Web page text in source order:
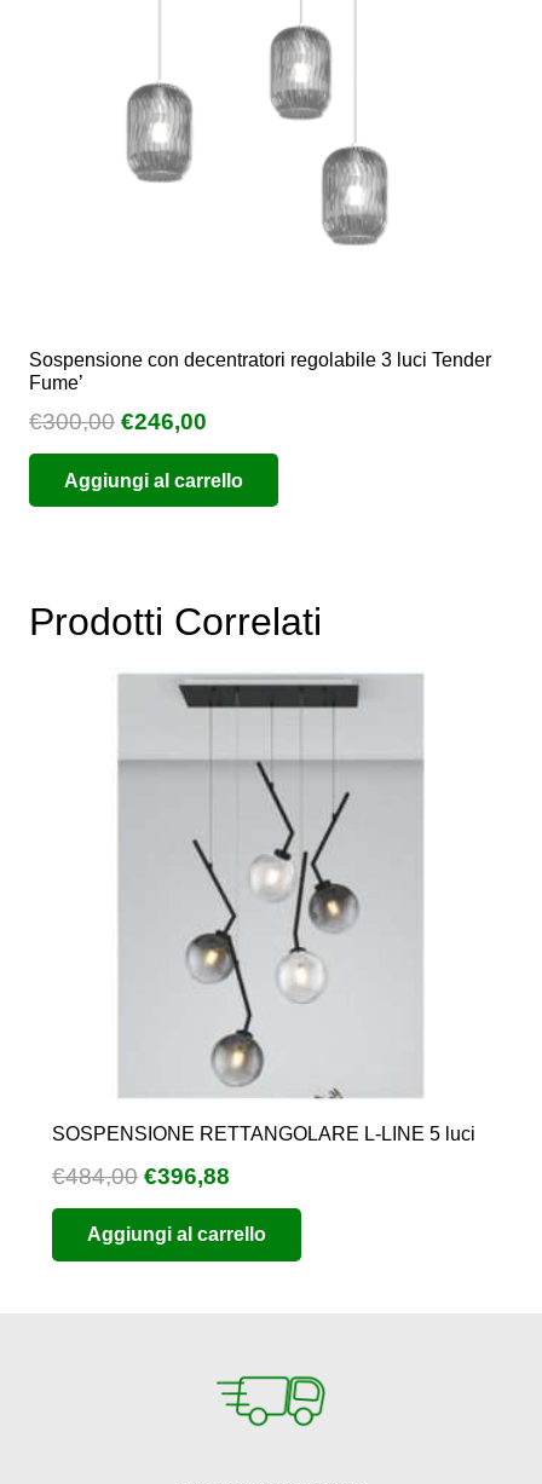
nella
pagina
del
prodotto
Sospensione con decentratori regolabile 3 luci Tender
Fume’
€300,00 Il
prezzo
originale
era:
€246,00
prezzo
attuale
è:
Aggiungi al carrello
Prodotti Correlati
SOSPENSIONE RETTANGOLARE L-LINE 5 luci
€484,00 Il
prezzo
originale
era:
€396,88
prezzo
attuale
è:
Aggiungi al carrello